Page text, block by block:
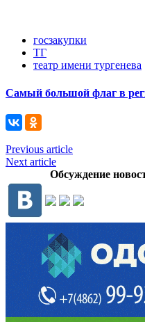
госзакупки
ТГ
театр имени тургенева
Самый большой флаг в
Previous article
Next article
Обсуждение